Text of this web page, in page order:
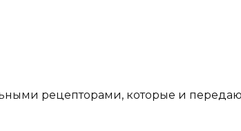
рецепторами, которые и